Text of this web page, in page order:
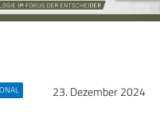
23. Dezember 2024